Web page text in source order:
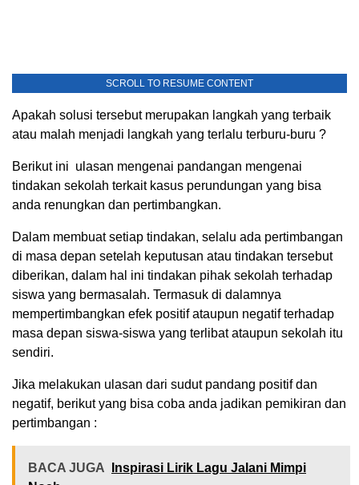
SCROLL TO RESUME CONTENT
Apakah solusi tersebut merupakan langkah yang terbaik
atau malah menjadi langkah yang terlalu terburu-buru ?
Berikut ini ulasan mengenai pandangan mengenai
tindakan sekolah terkait kasus perundungan yang bisa
anda renungkan dan pertimbangkan.
Dalam membuat setiap tindakan, selalu ada pertimbangan
di masa depan setelah keputusan atau tindakan tersebut
diberikan, dalam hal ini tindakan pihak sekolah terhadap
siswa yang bermasalah. Termasuk di dalamnya
mempertimbangkan efek positif ataupun negatif terhadap
masa depan siswa-siswa yang terlibat ataupun sekolah itu
sendiri.
Jika melakukan ulasan dari sudut pandang positif dan
negatif, berikut yang bisa coba anda jadikan pemikiran dan
pertimbangan :
BACA JUGA
Inspirasi Lirik Lagu Jalani Mimpi